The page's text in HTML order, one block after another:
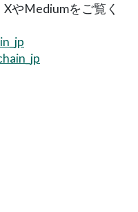
やMediumをご覧く